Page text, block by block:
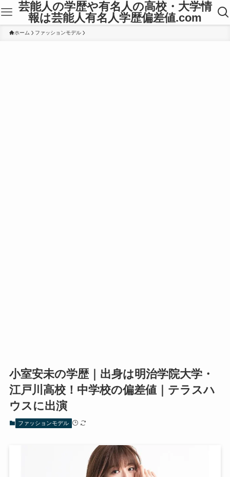
芸能人の学歴や有名人の高校・大学情
報は芸能人有名人学歴偏差値.com
ホーム ファッションモデル
小室安未の学歴｜出身は明治学院大学・
江戸川高校！中学校の偏差値｜テラスハ
ウスに出演
ファッションモデル